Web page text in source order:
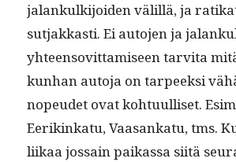
jalankulk­i­joiden välil­lä, ja
sut­jakkasti. Ei auto­jen ja
yhteenso­vit­tamiseen tarvi­ta
kun­han auto­ja on tarpeek­si
nopeudet ovat kohtu­ulliset.
Eerikinkatu, Vaasankatu, tms.
liikaa jos­sain paikas­sa siitä